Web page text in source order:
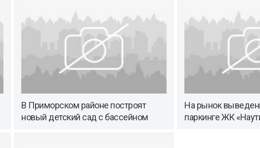
В Приморском районе построят
новый детский сад с бассейном
На рынок
паркинге ЖК